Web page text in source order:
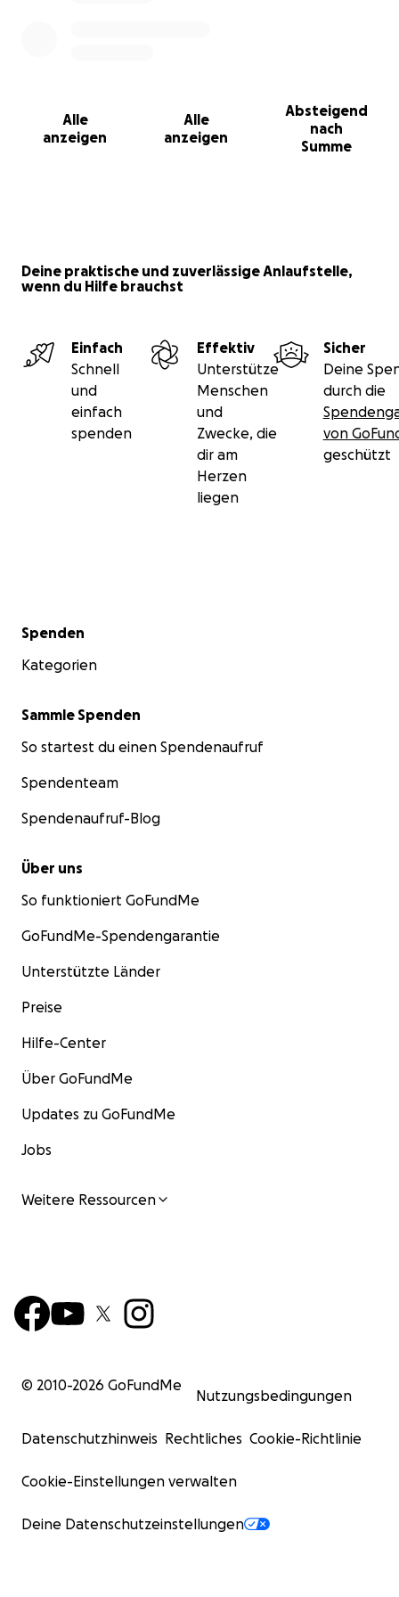
Alle
anzeigen
Alle
anzeigen
Absteigend
nach
Summe
Stück mehr Ponyglück und Wohlbefinden – für
Mensch und Pferd.
Deine praktische und zuverlässige Anlaufstelle,
wenn du Hilfe brauchst
Einfach
Schnell
und
einfach
spenden
Effektiv
Unterstütze
Menschen
und
Zwecke, die
dir am
Herzen
liegen
Sicher
Deine
durch die
von
geschützt
Sekundärmenü
Spenden
Kategorien
Sammle Spenden
So startest du einen Spendenaufruf
Spendenteam
Spendenaufruf-Blog
Über uns
So funktioniert GoFundMe
GoFundMe-Spendengarantie
Unterstützte Länder
Preise
Hilfe-Center
Über GoFundMe
Updates zu GoFundMe
Jobs
Weitere Ressourcen
© 2010-2026 GoFundMe
Nutzungsbedingungen
Datenschutzhinweis Rechtliches Cookie-Richtlinie
Cookie-Einstellungen verwalten
Deine Datenschutzeinstellungen